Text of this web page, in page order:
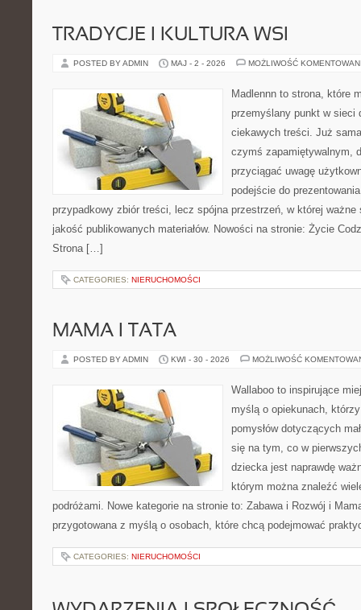
TRADYCJE I KULTURA WSI
POSTED BY ADMIN MAJ - 2 - 2026 MOŻLIWOŚĆ
Madlennn to strona, które
przemyślany punkt w sieci
ciekawych treści. Już
czymś zapamiętywalnym,
przyciągać uwagę
podejście do
przypadkowy zbiór treści, lecz spójna przestrzeń, w której ważne
jakość publikowanych materiałów. Nowości na stronie: Życie
Strona […]
CATEGORIES: NIERUCHOMOŚCI
MAMA I TATA
POSTED BY ADMIN KWI - 30 - 2026 MOŻLIWOŚĆ
Wallaboo to inspirujące
myślą o opiekunach,
pomysłów dotyczących
się na tym, co w
dziecka jest naprawdę
którym można znaleźć
podróżami. Nowe kategorie na stronie to: Zabawa i Rozwój i
przygotowana z myślą o osobach, które chcą podejmować
CATEGORIES: NIERUCHOMOŚCI